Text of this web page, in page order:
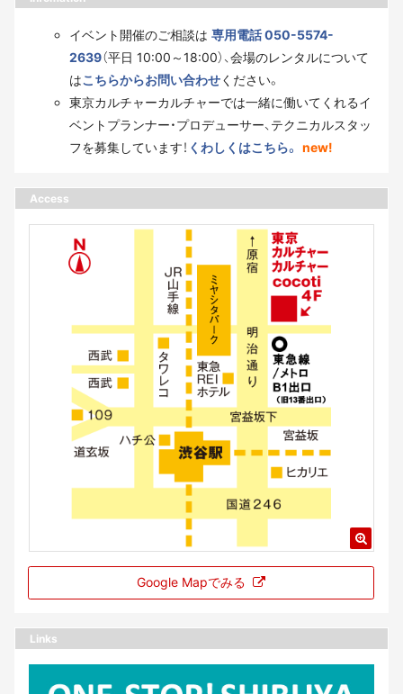
イベント開催のご相談は 専用電話 050-5574-
2639（平日 10:00～18:00）、会場のレンタルについて
はこちらからお問い合わせください。
東京カルチャーカルチャーでは一緒に働いてくれるイ
ベントプランナー・プロデューサー、テクニカルスタッ
フを募集しています！ くわしくはこちら。 new!
Access
Google Mapでみる
Links